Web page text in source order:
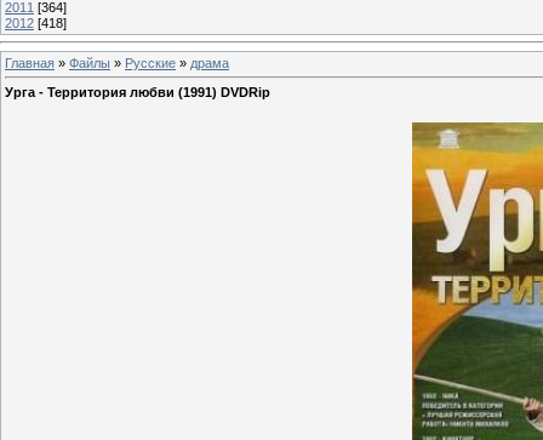
2011 [364]
2012 [418]
Главная » Файлы » Русские » драма
Урга - Территория любви (1991) DVDRip